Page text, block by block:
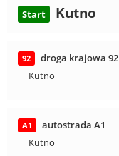
Start Kutno
92
droga krajowa 92
Kutno
A1
autostrada A1
Kutno